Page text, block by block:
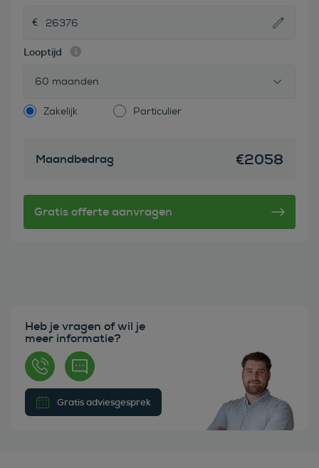
Looptijd
60 maanden
Zakelijk Particulier
Maandbedrag €2058
Heb je vragen of wil je
meer informatie?
Gratis adviesgesprek